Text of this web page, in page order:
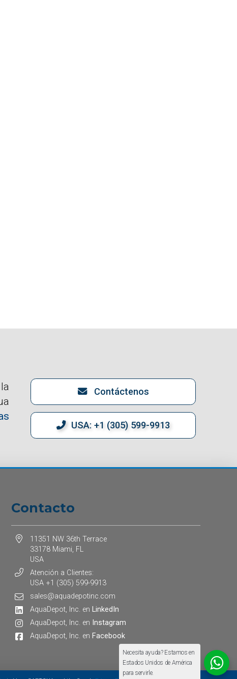
Contáctenos
USA: +1 (305) 599-9913
Contacto
11351 NW 36th Terrace
33178 Miami, FL
USA
Atención a Clientes:
USA +1 (305) 599-9913
sales@aquadepotinc.com
AquaDepot, Inc. en LinkedIn
AquaDepot, Inc. en Instagram
AquaDepot, Inc. en Facebook
Necesita ayuda? Estamos en
Estados Unidos de América
para servirle.